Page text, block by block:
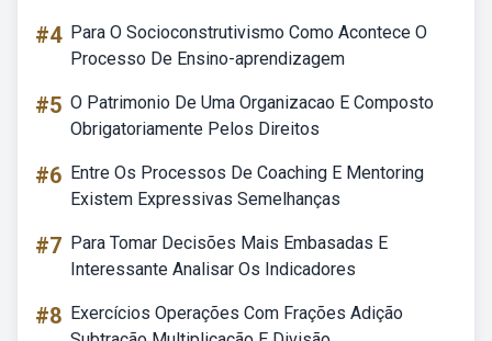
#4 Para O Socioconstrutivismo Como Acontece O
Processo De Ensino-aprendizagem
#5 O Patrimonio De Uma Organizacao E Composto
Obrigatoriamente Pelos Direitos
#6 Entre Os Processos De Coaching E Mentoring
Existem Expressivas Semelhanças
#7 Para Tomar Decisões Mais Embasadas E
Interessante Analisar Os Indicadores
#8 Exercícios Operações Com Frações Adição